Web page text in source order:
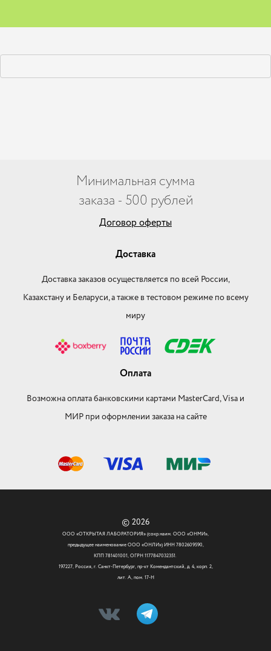
Минимальная сумма
заказа - 500 рублей
Договор оферты
Доставка
Доставка заказов осуществляется по всей России,
Казахстану и Беларуси, а также в тестовом режиме по всему
миру
Оплата
Возможна оплата банковскими картами MasterCard, Visa и
МИР при оформлении заказа на сайте
© 2026
ООО «ОТКРЫТАЯ ЛАБОРАТОРИЯ» (сокр.наим. ООО «ОНМИ»,
предыдущее наименование ООО «ОНЛИ») ИНН 7802609590,
КПП 781401001, ОГРН 1177847032351.
197227, Россия, г. Санкт-Петербург, пр-кт Комендантский, д. 4, корп. 2,
лит. А, пом. 17-Н